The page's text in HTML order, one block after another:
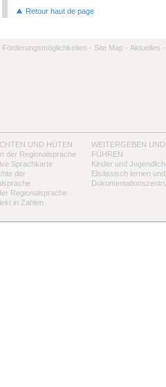
Retour haut de page
Förderungsmöglichkeiten - Site Map - Aktuelles -
UND HÜTEN
der Regionalsprache
Sprachkarte
der
Regionalsprache
in Zahlen
WEITERGEBEN UND
FÜHREN
Kinder und
Elsässisch lernen